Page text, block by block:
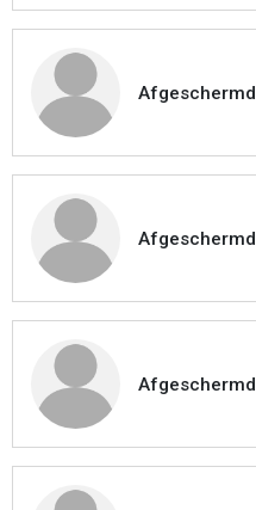
Afgeschermd
Afgeschermd
Afgeschermd